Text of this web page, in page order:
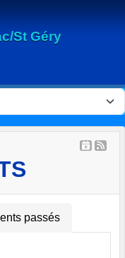
St Géry
passés